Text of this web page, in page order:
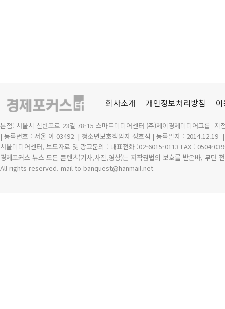
회사소개 개인정보처리방침
본점: 서울시 신반포로 23길 78-15 스마트미디어센터 (주)제이경제미디어그룹 지
| 등록번호 : 서울 아 03492 | 청소년보호책임자 정호석 | 등록일자 : 2014.12.19
서울미디어센터, 보도자료 및 광고문의 : 대표전화 :02-6015-0113 FAX : 0504-
경제포커스 뉴스 모든 콘텐츠(기사,사진,영상)는 저작권법의 보호를 받은바, 무단
All rights reserved. mail to banquest@hanmail.net